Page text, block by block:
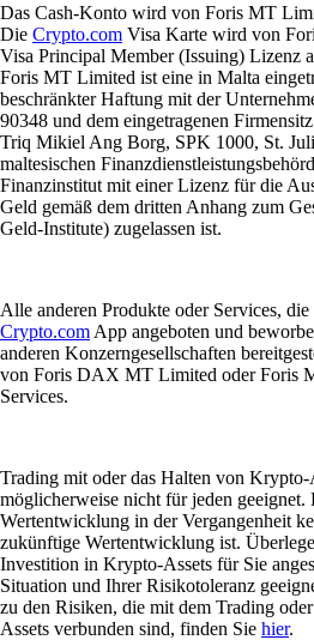
Das Cash-Konto wird von Foris MT
Die Crypto.com Visa Karte wird von
Visa Principal Member (Issuing) Lizenz
Foris MT Limited ist eine in Malta
beschränkter Haftung mit der
90348 und dem eingetragenen
Triq Mikiel Ang Borg, SPK 1000, St.
maltesischen
Finanzinstitut mit einer Lizenz für die
Geld gemäß dem dritten Anhang zum
Geld-Institute) zugelassen ist.
Alle anderen Produkte oder Services,
Crypto.com App angeboten und
anderen Konzerngesellschaften
von Foris DAX MT Limited oder Foris
Services.
Trading mit oder das Halten von
möglicherweise nicht für jeden geeignet.
Wertentwicklung in der Vergangenheit
zukünftige Wertentwicklung ist.
Investition in Krypto-Assets für Sie
Situation und Ihrer Risikotoleranz
zu den Risiken, die mit dem Trading
Assets verbunden sind, finden Sie hier.